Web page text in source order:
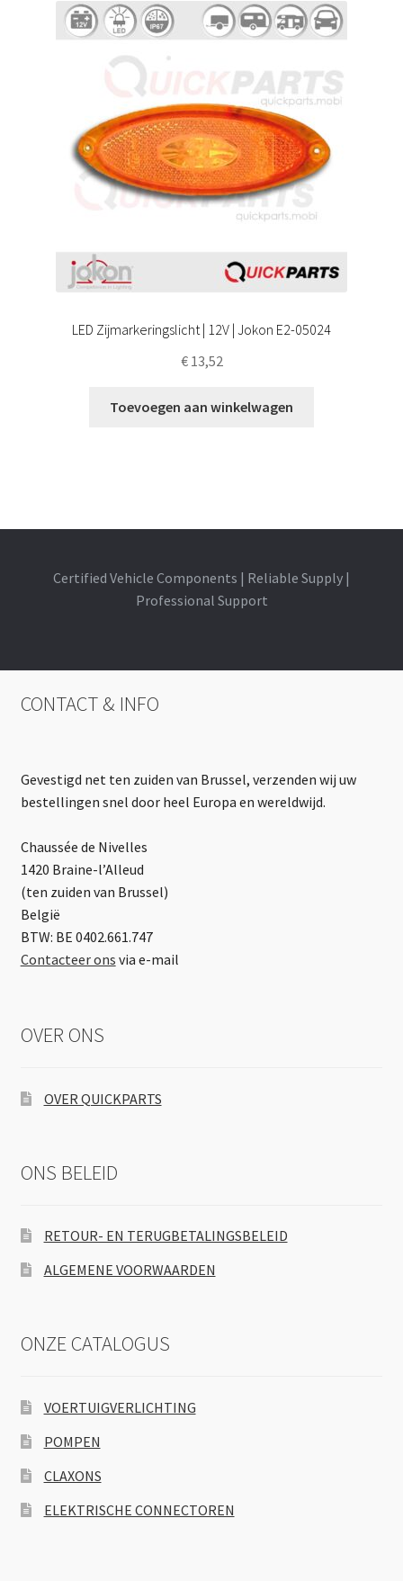
LED Zijmarkeringslicht | 12V | Jokon E2-05024
€13,52
Toevoegen aan winkelwagen
Certified Vehicle Components | Reliable Supply |
Professional Support
CONTACT & INFO
Gevestigd net ten zuiden van Brussel, verzenden wij uw
bestellingen snel door heel Europa en wereldwijd.
Chaussée de Nivelles
1420 Braine-l’Alleud
(ten zuiden van Brussel)
België
BTW: BE 0402.661.747
Contacteer ons via e-mail
OVER ONS
OVER QUICKPARTS
ONS BELEID
RETOUR- EN TERUGBETALINGSBELEID
ALGEMENE VOORWAARDEN
ONZE CATALOGUS
VOERTUIGVERLICHTING
POMPEN
CLAXONS
ELEKTRISCHE CONNECTOREN